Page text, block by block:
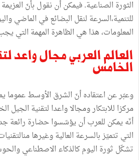
الثورة الصناعية. فيمكن أن نقول بأنّ
للتنمية،السرعة لنقل البضائع في الماضي
المعلومات، هذا هي الظاهرة المهمة التي
العالم العربي مجال واعد
الخامس
وعبّر عن اعتقاده أنّ الشرق الأوسط عموما
مركزا للابتكار ومجالا واعدا لتقنية الجيل
أنّه يمكن للعرب أن يؤسّسوا حضارة رائعة
التي تتميّز بالسرعة العالية وغيرها
تشكّل ثورة اليوم كالذكاء الاصطناعي